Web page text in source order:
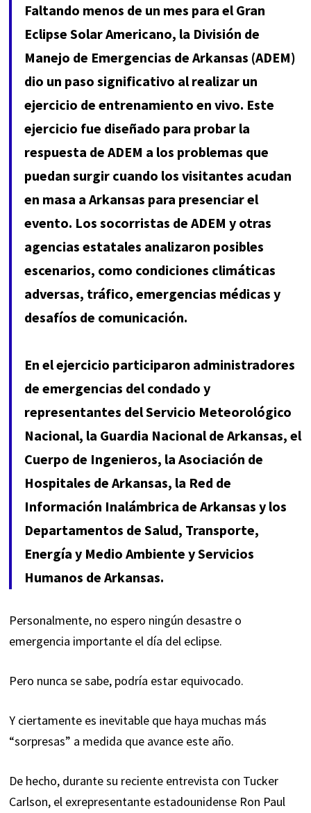
Faltando menos de un mes para el Gran
Eclipse Solar Americano, la División de
Manejo de Emergencias de Arkansas (ADEM)
dio un paso significativo al realizar un
ejercicio de entrenamiento en vivo. Este
ejercicio fue diseñado para probar la
respuesta de ADEM a los problemas que
puedan surgir cuando los visitantes acudan
en masa a Arkansas para presenciar el
evento. Los socorristas de ADEM y otras
agencias estatales analizaron posibles
escenarios, como condiciones climáticas
adversas, tráfico, emergencias médicas y
desafíos de comunicación.
En el ejercicio participaron administradores
de emergencias del condado y
representantes del Servicio Meteorológico
Nacional, la Guardia Nacional de Arkansas, el
Cuerpo de Ingenieros, la Asociación de
Hospitales de Arkansas, la Red de
Información Inalámbrica de Arkansas y los
Departamentos de Salud, Transporte,
Energía y Medio Ambiente y Servicios
Humanos de Arkansas.
Personalmente, no espero ningún desastre o
emergencia importante el día del eclipse.
Pero nunca se sabe, podría estar equivocado.
Y ciertamente es inevitable que haya muchas más
“sorpresas” a medida que avance este año.
De hecho, durante su reciente entrevista con Tucker
Carlson, el exrepresentante estadounidense Ron Paul